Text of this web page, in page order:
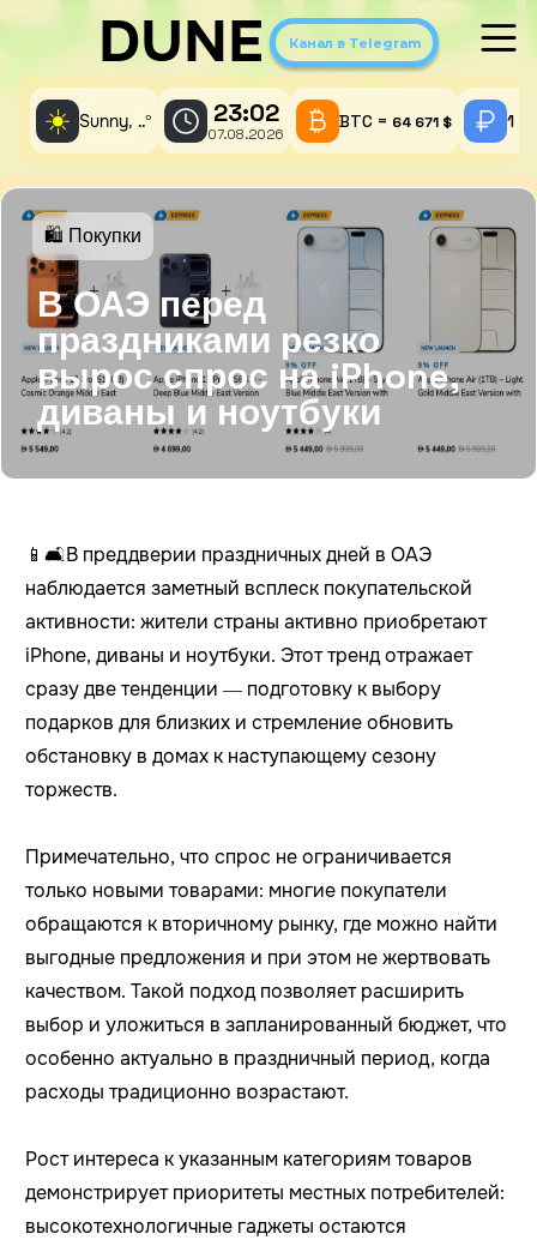
DUNE Канал в Telegram
☀️ Sunny, ..° 23:02
07.08.2026
BTC = 64 671 $ 1
В ОАЭ перед
праздниками резко
вырос спрос на iPhone,
диваны и ноутбуки
🛍 Покупки
📱🛋️В преддверии праздничных дней в ОАЭ
наблюдается заметный всплеск покупательской
активности: жители страны активно приобретают
iPhone, диваны и ноутбуки. Этот тренд отражает
сразу две тенденции — подготовку к выбору
подарков для близких и стремление обновить
обстановку в домах к наступающему сезону
торжеств.
Примечательно, что спрос не ограничивается
только новыми товарами: многие покупатели
обращаются к вторичному рынку, где можно найти
выгодные предложения и при этом не жертвовать
качеством. Такой подход позволяет расширить
выбор и уложиться в запланированный бюджет, что
особенно актуально в праздничный период, когда
расходы традиционно возрастают.
Рост интереса к указанным категориям товаров
демонстрирует приоритеты местных потребителей:
высокотехнологичные гаджеты остаются